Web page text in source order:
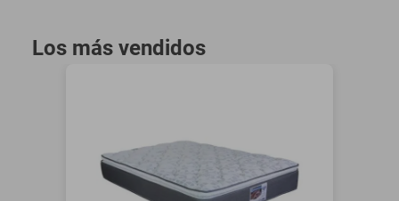
Los más vendidos